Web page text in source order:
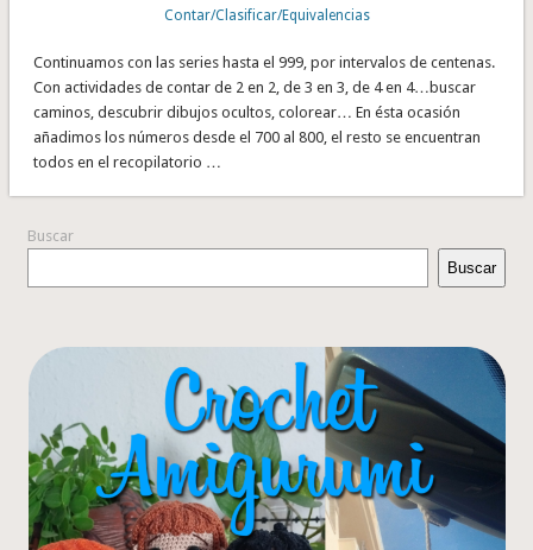
Contar/Clasificar/Equivalencias
Continuamos con las series hasta el 999, por intervalos de centenas.
Con actividades de contar de 2 en 2, de 3 en 3, de 4 en 4…buscar
caminos, descubrir dibujos ocultos, colorear… En ésta ocasión
añadimos los números desde el 700 al 800, el resto se encuentran
todos en el recopilatorio …
Buscar
Buscar